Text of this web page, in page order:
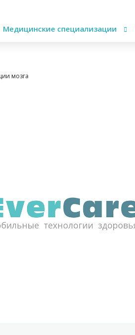
Медицинские специализации
мозга